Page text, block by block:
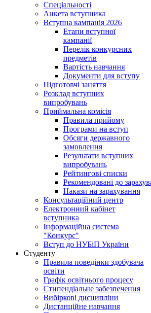
Спеціальності
Анкета вступника
Вступна кампанія 2026
Етапи вступної
кампанії
Перелік конкурсних
предметів
Вартість навчання
Документи для вступу
Підготовчі заняття
Розклад вступних
випробувань
Приймальна комісія
Правила прийому
Програми на вступ
Обсяги державного
замовлення
Результати вступних
випробувань
Рейтингові списки
Рекомендовані до
Накази на зарахування
Консультаційний центр
Електронний кабінет
вступника
Інформаційна система
"Конкурс"
Вступ до НУБіП України
Студенту
Правила поведінки здобувача
освіти
Графік освітнього процесу
Стипендіальне забезпечення
Вибіркові дисципліни
Дистанційне навчання